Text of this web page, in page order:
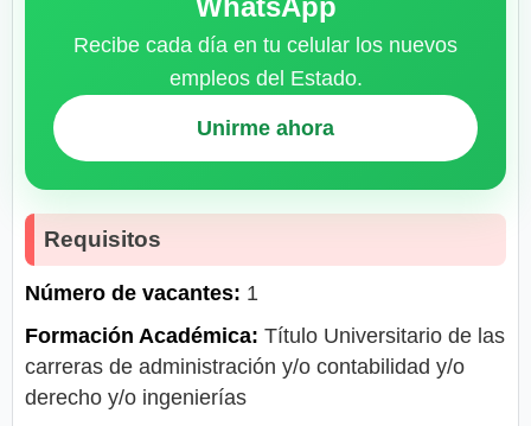
WhatsApp
Recibe cada día en tu celular los nuevos
empleos del Estado.
Unirme ahora
Requisitos
Número de vacantes: 1
Formación Académica: Título Universitario de las
carreras de administración y/o contabilidad y/o
derecho y/o ingenierías